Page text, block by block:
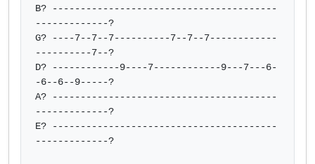
B? ----------------------------------------
-------------?
G? ----7--7--7----------7--7--7------------
----------7--?
D? ------------9----7------------9---7---6-
-6--6--9-----?
A? ----------------------------------------
-------------?
E? ----------------------------------------
-------------?